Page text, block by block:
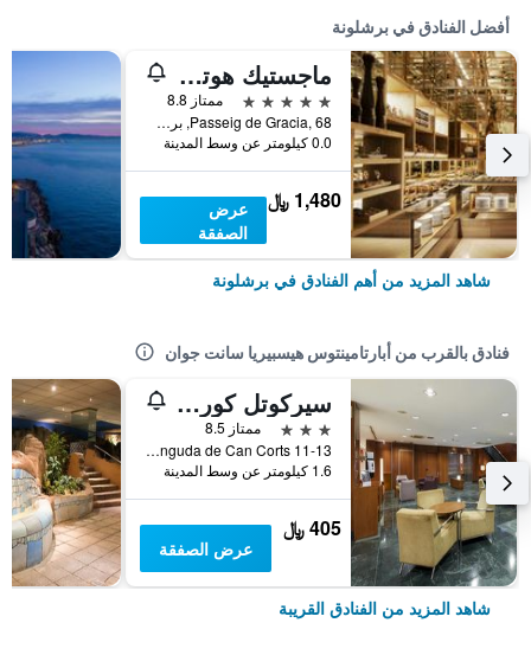
أفضل الفنادق في برشلونة
ماجستيك هوتل آند سبا برشلونة جي إل
5 نجوم
ممتاز 8.8
Passeig de Gracia, 68, برشلونة, أسبانيا
0.0 كيلومتر عن وسط المدينة
1,480 ﷼
عرض
الصفقة
شاهد المزيد من أهم الفنادق في برشلونة
فنادق بالقرب من أبارتامينتوس هيسبيريا سانت جوان
سيركوتل كورنيلا بارثيلونا
3 نجوم
ممتاز 8.5
Avinguda de Can Corts 11-13, برشلونة, أسبانيا
1.6 كيلومتر عن وسط المدينة
405 ﷼
عرض الصفقة
شاهد المزيد من الفنادق القريبة